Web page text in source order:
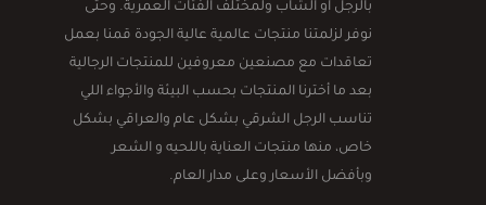
بالرجل او الشاب ولمختلف الفئات العمرية. وحتى
نوفر لزلمتنا منتجات عالمية عالية الجودة قمنا بعمل
تعاقدات مع مصنعين معروفين للمنتجات الرجالية
بعد ما أخترنا المنتجات بحسب البيئة والأجواء اللي
تناسب الرجل الشرقي بشكل عام والعراقي بشكل
خاص، منها منتجات العناية باللحيه و الشعر
وبأفضل الأسعار وعلى مدار العام.